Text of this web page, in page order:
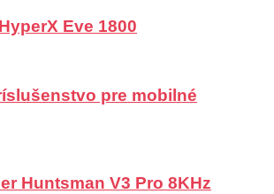
Eve 1800
pre mobilné
Huntsman V3 Pro 8KHz